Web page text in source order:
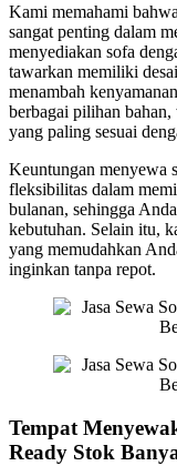
Kami memahami
sangat penting dalam
menyediakan sofa
tawarkan memiliki
menambah
berbagai pilihan
yang paling sesuai
Keuntungan menyewa
fleksibilitas dalam
bulanan, sehingga
kebutuhan. Selain itu,
yang memudahkan
inginkan tanpa repot.
Tempat
Ready Stok